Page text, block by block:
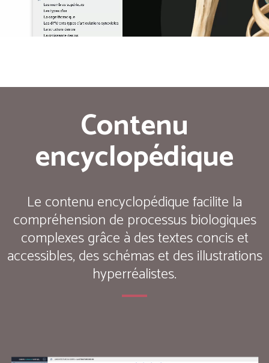
Contenu
encyclopédique
Le contenu encyclopédique facilite la
compréhension de processus biologiques
complexes grâce à des textes concis et
accessibles, des schémas et des illustrations
hyperréalistes.